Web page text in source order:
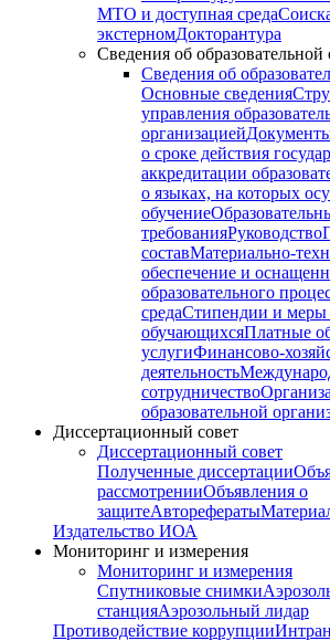
МТО и доступная среда
экстерномДокторантура
Сведения об образовательной
Сведения об
Основные сведения
управления
организацией
о сроке действия
аккредитации
о языках, на которых
обучение
требованияРуководство
составМатериально-
обеспечение и
образовательного
средаСтипендии и меры
обучающихсяПлатные
услугиФинансово-
деятельность
сотрудничество
образовательной
Диссертационный совет
Диссертационный совет
Полученные диссертации
рассмотренииОбъявления о
защитеАвторефераты
Издательство ИОА
Мониторинг и измерения
Мониторинг и измерения
Спутниковые снимки
станцияАэрозольный лидар
Противодействие коррупции